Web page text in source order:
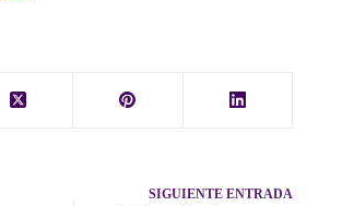
SIGUIENTEENTRADA